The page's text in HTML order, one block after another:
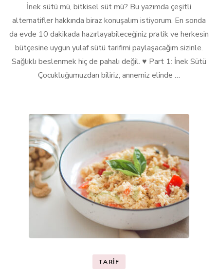
Sütü
Tarifim
için
İnek sütü mü, bitkisel süt mü? Bu yazımda çeşitli
alternatifler hakkında biraz konuşalım istiyorum. En sonda
da evde 10 dakikada hazırlayabileceğiniz pratik ve herkesin
bütçesine uygun yulaf sütü tarifimi paylaşacağım sizinle.
Sağlıklı beslenmek hiç de pahalı değil. ♥️ Part 1: İnek Sütü
Çocukluğumuzdan biliriz; annemiz elinde …
TARIF